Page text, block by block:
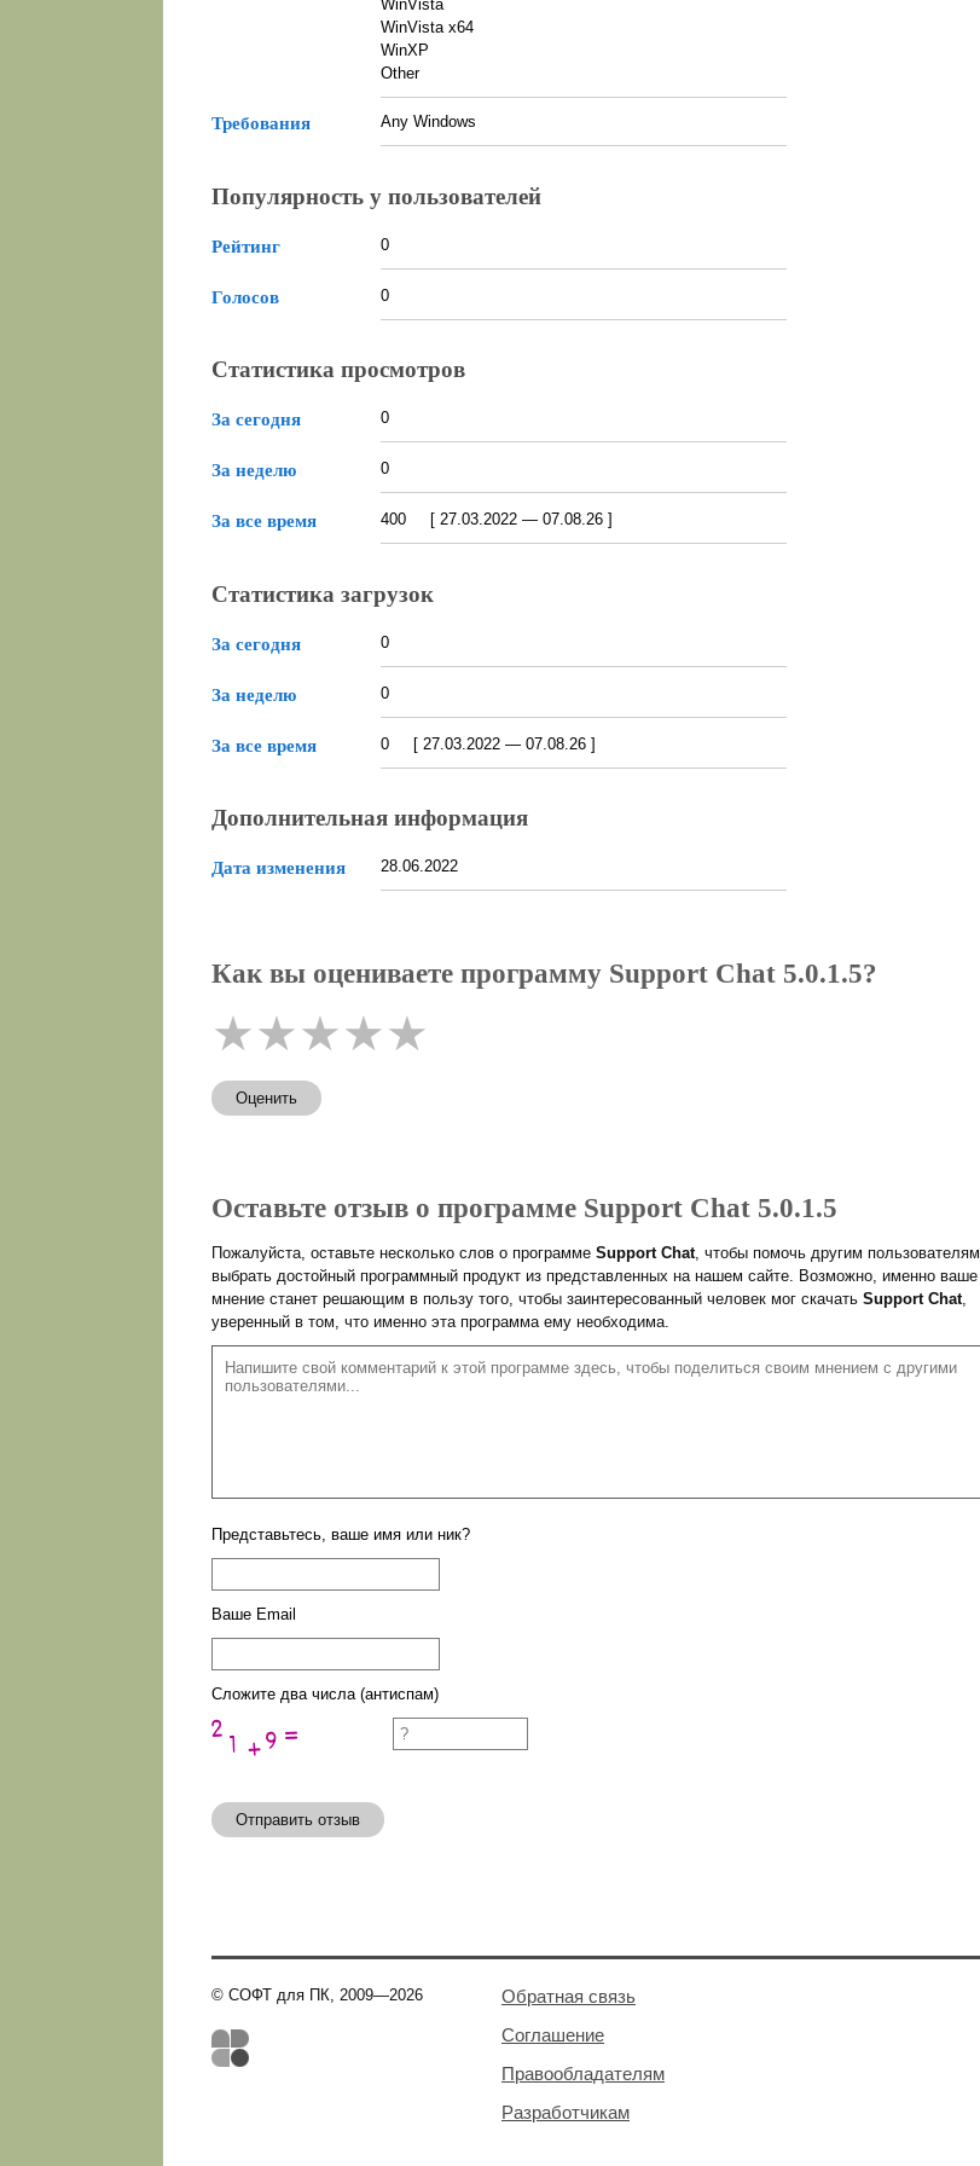
WinVista
WinVista x64
WinXP
Other
Требования Any Windows
Популярность у пользователей
Рейтинг 0
Голосов 0
Статистика просмотров
За сегодня 0
За неделю 0
За все время 400 [ 27.03.2022 — 07.08.26 ]
Статистика загрузок
За сегодня 0
За неделю 0
За все время 0 [ 27.03.2022 — 07.08.26 ]
Дополнительная информация
Дата изменения 28.06.2022
Как вы оцениваете программу Support Chat 5.0.1.5?
★★★★★
Оценить
Оставьте отзыв о программе Support Chat 5.0.1.5
Пожалуйста, оставьте несколько слов о программе Support Chat, чтобы помочь другим пользователям
выбрать достойный программный продукт из представленных на нашем сайте. Возможно, именно ваше
мнение станет решающим в пользу того, чтобы заинтересованный человек мог скачать Support Chat,
уверенный в том, что именно эта программа ему необходима.
Представьтесь, ваше имя или ник?
Ваше Email
Сложите два числа (антиспам)
Отправить отзыв
© СОФТ для ПК, 2009—2026
Обратная связь
Соглашение
Правообладателям
Разработчикам